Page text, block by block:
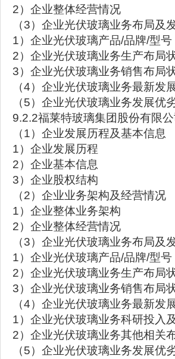
2）企业整体经营情况
（3）企业光伏玻璃业务布局及
1）企业光伏玻璃产品/品牌/型号
2）企业光伏玻璃业务生产布局
3）企业光伏玻璃业务销售布局
（4）企业光伏玻璃业务最新发
（5）企业光伏玻璃业务发展优
9.2.2福莱特玻璃集团股份有限公
（1）企业发展历程及基本信息
1）企业发展历程
2）企业基本信息
3）企业股权结构
（2）企业业务架构及经营情况
1）企业整体业务架构
2）企业整体经营情况
（3）企业光伏玻璃业务布局及
1）企业光伏玻璃产品/品牌/型号
2）企业光伏玻璃业务生产布局
3）企业光伏玻璃业务销售布局
（4）企业光伏玻璃业务最新发
1）企业光伏玻璃业务科研投入
2）企业光伏玻璃业务其他相关
（5）企业光伏玻璃业务发展优